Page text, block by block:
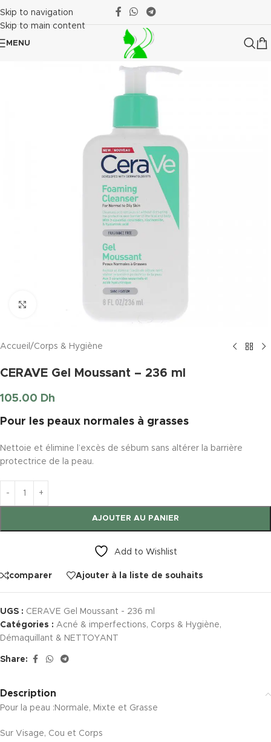
Skip to navigation
Skip to main content
MENU
Accueil /Corps & Hygiène
CERAVE Gel Moussant – 236 ml
105.00 Dh
Pour les peaux normales à grasses
Nettoie et élimine l’excès de sébum sans altérer la barrière
protectrice de la peau.
AJOUTER AU PANIER
Add to Wishlist
comparer Ajouter à la liste de souhaits
UGS : CERAVE Gel Moussant - 236 ml
Catégories : Acné & imperfections, Corps & Hygiène,
Démaquillant & NETTOYANT
Share:
Description
Pour la peau :Normale, Mixte et Grasse
Sur Visage, Cou et Corps